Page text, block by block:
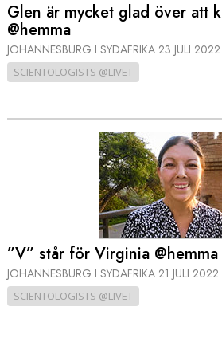
Glen är mycket glad över att
@hemma
JOHANNESBURG I SYDAFRIKA 23 JULI 2022
SCIENTOLOGISTS @LIVET
”V” står för Virginia @hemma
JOHANNESBURG I SYDAFRIKA 21 JULI 2022
SCIENTOLOGISTS @LIVET